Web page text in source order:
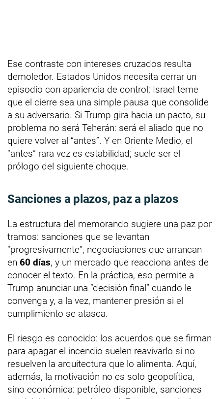
Ese contraste con intereses cruzados resulta
demoledor. Estados Unidos necesita cerrar un
episodio con apariencia de control; Israel teme
que el cierre sea una simple pausa que consolide
a su adversario. Si Trump gira hacia un pacto, su
problema no será Teherán: será el aliado que no
quiere volver al “antes”. Y en Oriente Medio, el
“antes” rara vez es estabilidad; suele ser el
prólogo del siguiente choque.
Sanciones a plazos, paz a plazos
La estructura del memorando sugiere una paz por
tramos: sanciones que se levantan
“progresivamente”, negociaciones que arrancan
en 60 días, y un mercado que reacciona antes de
conocer el texto. En la práctica, eso permite a
Trump anunciar una “decisión final” cuando le
convenga y, a la vez, mantener presión si el
cumplimiento se atasca.
El riesgo es conocido: los acuerdos que se firman
para apagar el incendio suelen reavivarlo si no
resuelven la arquitectura que lo alimenta. Aquí,
además, la motivación no es solo geopolítica,
sino económica: petróleo disponible, sanciones